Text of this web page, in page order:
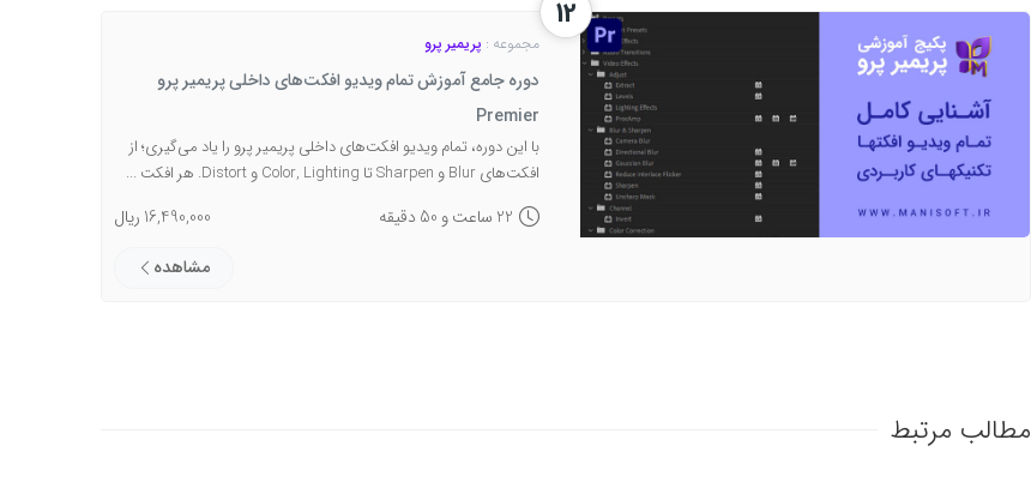
12
مجموعه : پریمیر پرو
دوره جامع آموزش تمام ویدیو افکت‌های داخلی پریمیر پرو
Premier
با این دوره، تمام ویدیو افکت‌های داخلی پریمیر پرو را یاد می‌گیری؛ از
افکت‌های Blur و Sharpen تا Color, Lighting و Distort. هر افکت ...
22 ساعت و 50 دقیقه
16,490,000 ریال
مشاهده
مطالب مرتبط